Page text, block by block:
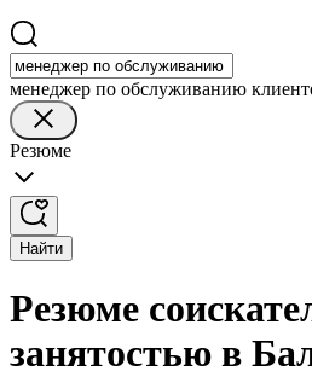
менеджер по обслуживанию
Резюме
Найти
Резюме
занятостью в